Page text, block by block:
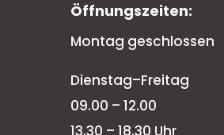
Öffnungszeiten:
Montag geschlossen
Dienstag–Freitag
09.00 – 12.00
13.30 – 18.30 Uhr